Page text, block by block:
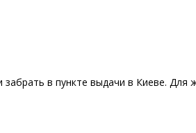
в пункте выдачи в Киеве. Для